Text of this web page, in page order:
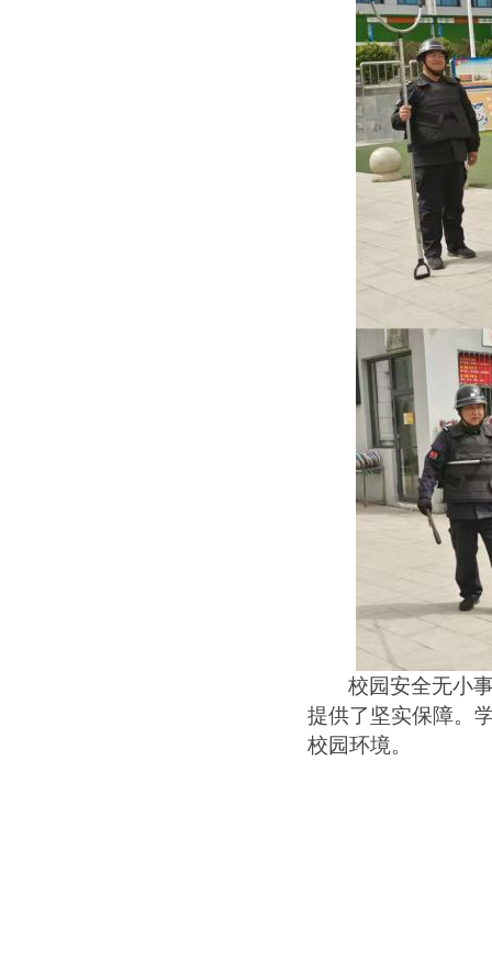
校园安全无小
提供了坚实保障。
校园环境。